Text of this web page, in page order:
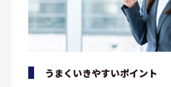
うまくいきやすいポイント